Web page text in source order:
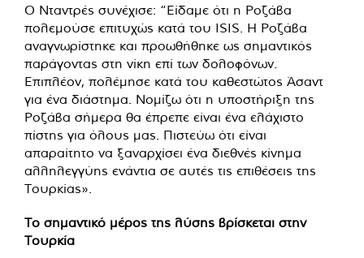
Ο Νταντρές συνέχισε: “Είδαμε ότι η Ροζάβα
πολεμούσε επιτυχώς κατά του ISIS. Η Ροζάβα
αναγνωρίστηκε και προωθήθηκε ως σημαντικός
παράγοντας στη νίκη επί των δολοφόνων.
Επιπλέον, πολέμησε κατά του καθεστώτος Άσαντ
για ένα διάστημα. Νομίζω ότι η υποστήριξη της
Ροζάβα σήμερα θα έπρεπε είναι ένα ελάχιστο
πίστης για όλους μας. Πιστεύω ότι είναι
απαραίτητο να ξαναρχίσει ένα διεθνές κίνημα
αλληλεγγύης ενάντια σε αυτές τις επιθέσεις της
Τουρκίας».
Το σημαντικό μέρος της λύσης βρίσκεται στην
Τουρκία